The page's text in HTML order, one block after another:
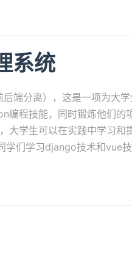
系统
端分离），这是一项为大
编程技能，同时锻炼他们的
大学生可以在实践中学习和
学们学习django技术和vue